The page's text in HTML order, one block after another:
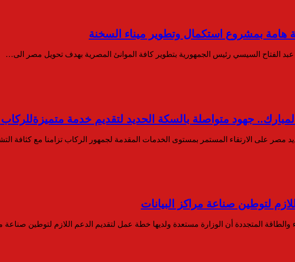
هامة بمشروع استكمال وتطوير ميناء السخنة
الفتاح السيسي رئيس الجمهورية بتطوير كافة الموانئ المصرية بهدف تحويل مصر الى…
جهود متواصلة بالسكة الحديد لتقديم خدمة
مصر على الارتقاء المستمر بمستوى الخدمات المقدمة لجمهور الركاب تزامنا مع كثافة
لتوطين صناعة مراكز البيانات
والطاقة المتجددة أن الوزارة مستعدة ولديها خطة عمل لتقديم الدعم اللازم لتوطين